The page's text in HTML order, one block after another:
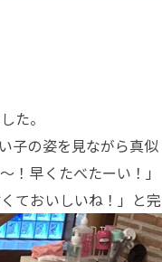
た。
子の姿を見ながら真
！早くたべたーい！」
ておいしいね！」と